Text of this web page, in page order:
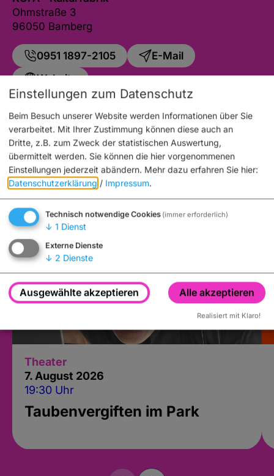
Ohmstraße 3
96050 Bamberg
0951 1897-2105
E-Mail
Website
Auch an diesem Ort
Theater
7. August 2026
19:30 Uhr
Taubenvergiften im Park
Einstellungen zum Datenschutz
Beim Besuch unserer Website werden Informationen über Sie
verarbeitet. Mit Ihrer Zustimmung können diese auch an
Dritte, z.B. zum Zweck der statistischen Auswertung,
übermittelt werden. Sie können die hier vorgenommenen
Einstellungen jederzeit abändern. Mehr dazu erfahren Sie hier:
Datenschutzerklärung / Impressum.
Technisch notwendige Cookies (immer erforderlich)
↓ 1 Dienst
Externe Dienste
↓ 2 Dienste
Ausgewählte akzeptieren Alle akzeptieren
Realisiert mit Klaro!